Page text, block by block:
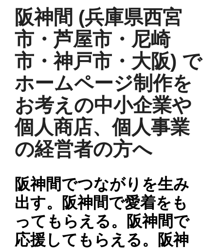
阪神間 (兵庫県西宮
市・芦屋市・尼崎
市・神戸市・大阪) で
ホームページ制作を
お考えの中小企業や
個人商店、個人事業
の経営者の方へ
阪神間でつながりを生み
出す。阪神間で愛着をも
ってもらえる。阪神間で
応援してもらえる。阪神